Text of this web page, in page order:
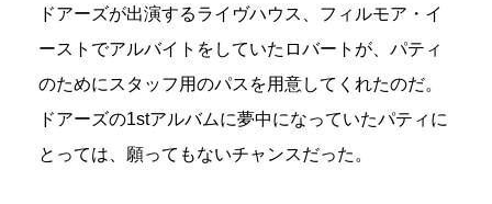
ドアーズが出演するライヴハウス、フィルモア・イ
ーストでアルバイトをしていたロバートが、パティ
のためにスタッフ用のパスを用意してくれたのだ。
ドアーズの1stアルバムに夢中になっていたパティに
とっては、願ってもないチャンスだった。